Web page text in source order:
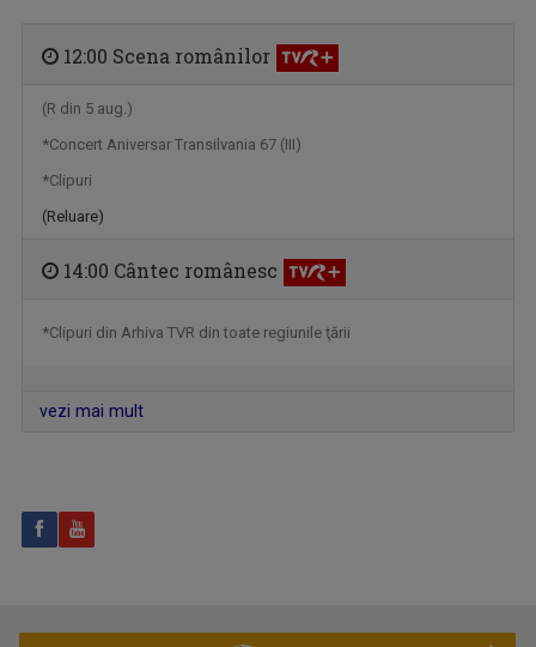
12:00 Scena românilor
(R din 5 aug.)
*Concert Aniversar Transilvania 67 (III)
*Clipuri
(Reluare)
14:00 Cântec românesc
*Clipuri din Arhiva TVR din toate regiunile ţării
vezi mai mult